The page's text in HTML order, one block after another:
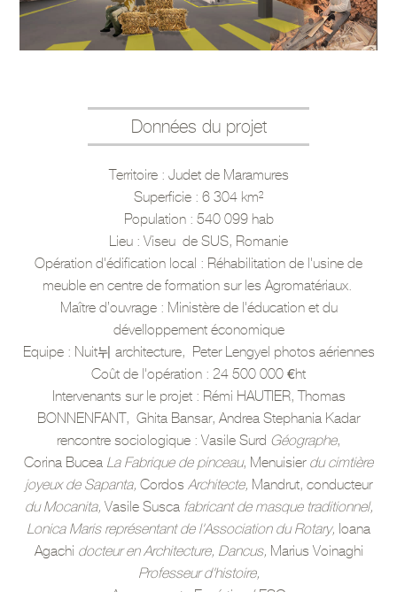
Données du projet
Territoire : Judet de Maramures
Superficie : 6 304 km²
Population : 540 099 hab
Lieu : Viseu de SUS, Romanie
Opération d'édification local : Réhabilitation de l'usine de
meuble en centre de formation sur les Agromatériaux.
Maître d’ouvrage : Ministère de l'éducation et du
dévelloppement économique
Equipe : Nuit뉘 architecture, Peter Lengyel photos aériennes
Coût de l'opération : 24 500 000 €ht
Intervenants sur le projet : Rémi HAUTIER, Thomas
BONNENFANT, Ghita Bansar, Andrea Stephania Kadar
rencontre sociologique : Vasile Surd Géographe,
Corina Bucea La Fabrique de pinceau, Menuisierdu cimtière
joyeux de Sapanta, Cordos Architecte, Mandrut, conducteur
du Mocanita, Vasile Susca fabricant de masque traditionnel,
Lonica Maris représentant de l'Association du Rotary, Ioana
Agachi docteur en Architecture, Dancus, Marius Voinaghi
Professeur d'histoire,